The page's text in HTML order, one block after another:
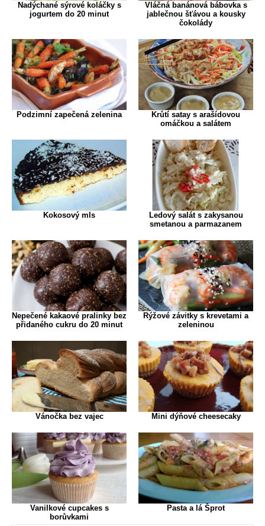
Nadýchané sýrové koláčky s
jogurtem do 20 minut
Vláčná banánová bábovka s
jablečnou šťávou a kousky
čokolády
Podzimní zapečená zelenina
Krůtí satay s arašídovou
omáčkou a salátem
Kokosový mls
Ledový salát s zakysanou
smetanou a parmazanem
Nepečené kakaové pralinky bez
přidaného cukru do 20 minut
Rýžové závitky s krevetami a
zeleninou
Vánočka bez vajec Mini dýňové cheesecaky
Vanilkové cupcakes s
borůvkami
Pasta a lá Šprot